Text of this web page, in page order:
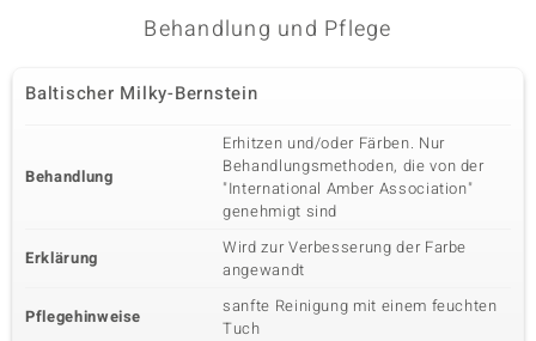
Behandlung und Pflege
Baltischer Milky-Bernstein
Behandlung
Erhitzen und/oder Färben. Nur
Behandlungsmethoden, die von der
"International Amber Association"
genehmigt sind
Erklärung
Wird zur Verbesserung der Farbe
angewandt
Pflegehinweise
sanfte Reinigung mit einem feuchten
Tuch